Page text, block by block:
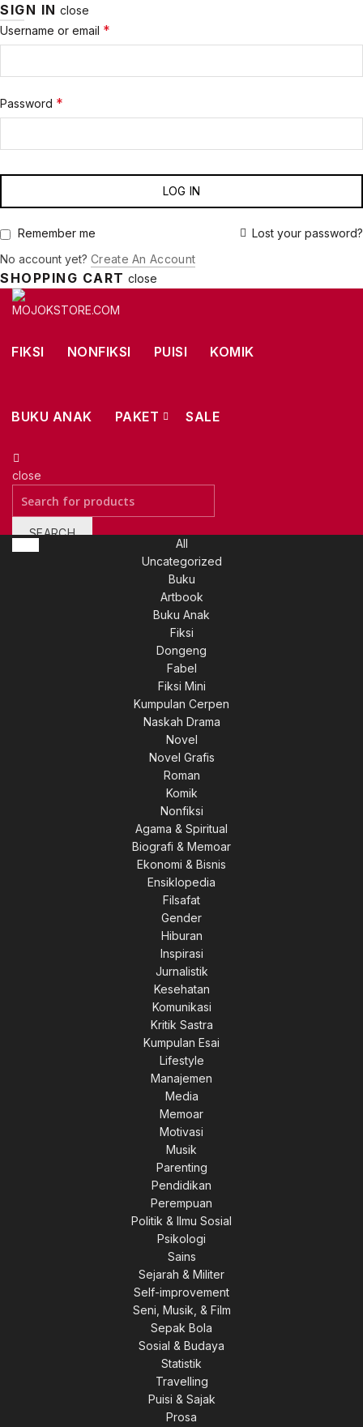
SIGN IN close
Username or email *
Password *
LOG IN
Lost your password?
Remember me
No account yet? Create An Account
SHOPPING CART close
FIKSI NONFIKSI PUISI KOMIK
BUKU ANAK PAKET SALE
close
for:
SEARCH
All
Uncategorized
Buku
Artbook
Buku Anak
Fiksi
Dongeng
Fabel
Fiksi Mini
Kumpulan Cerpen
Naskah Drama
Novel
Novel Grafis
Roman
Komik
Nonfiksi
Agama & Spiritual
Biografi & Memoar
Ekonomi & Bisnis
Ensiklopedia
Filsafat
Gender
Hiburan
Inspirasi
Jurnalistik
Kesehatan
Komunikasi
Kritik Sastra
Kumpulan Esai
Lifestyle
Manajemen
Media
Memoar
Motivasi
Musik
Parenting
Pendidikan
Perempuan
Politik & Ilmu Sosial
Psikologi
Sains
Sejarah & Militer
Self-improvement
Seni, Musik, & Film
Sepak Bola
Sosial & Budaya
Statistik
Travelling
Puisi & Sajak
Prosa